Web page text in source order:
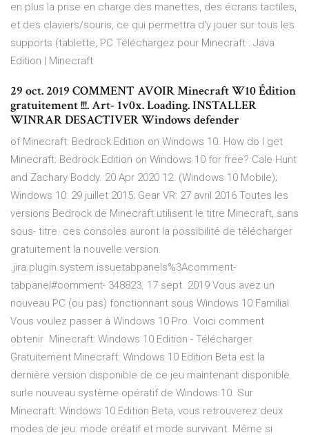
en plus la prise en charge des manettes, des écrans tactiles,
et des claviers/souris, ce qui permettra d'y jouer sur tous les
supports (tablette, PC Téléchargez pour Minecraft : Java
Edition | Minecraft
29 oct. 2019 COMMENT AVOIR Minecraft W10 Édition
gratuitement !!!. Art- 1v0x. Loading. INSTALLER
WINRAR DESACTIVER Windows defender
of Minecraft: Bedrock Edition on Windows 10. How do I get
Minecraft: Bedrock Edition on Windows 10 for free? Cale Hunt
and Zachary Boddy. 20 Apr 2020 12. (Windows 10 Mobile);
Windows 10: 29 juillet 2015; Gear VR: 27 avril 2016 Toutes les
versions Bedrock de Minecraft utilisent le titre Minecraft, sans
sous- titre. ces consoles auront la possibilité de télécharger
gratuitement la nouvelle version.
.jira.plugin.system.issuetabpanels%3Acomment-
tabpanel#comment- 348823. 17 sept. 2019 Vous avez un
nouveau PC (ou pas) fonctionnant sous Windows 10 Familial.
Vous voulez passer à Windows 10 Pro. Voici comment
obtenir Minecraft: Windows 10 Edition - Télécharger
Gratuitement Minecraft: Windows 10 Edition Beta est la
dernière version disponible de ce jeu maintenant disponible
surle nouveau système opératif de Windows 10. Sur
Minecraft: Windows 10 Edition Beta, vous retrouverez deux
modes de jeu: mode créatif et mode survivant. Même si